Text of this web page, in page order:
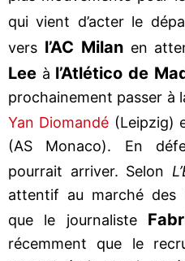
qui vient d’acter le
vers l’AC Milanen
Lee à l’Atlético de
prochainement passer à
Yan Diomandé (Leipzig)
(AS Monaco). En
pourrait arriver. Selon
attentif au marché des
que le journaliste
récemment que le